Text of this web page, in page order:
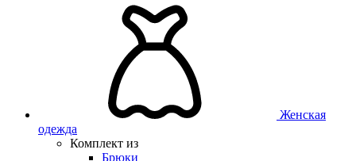
Женская
одежда
Комплект из
Брюки